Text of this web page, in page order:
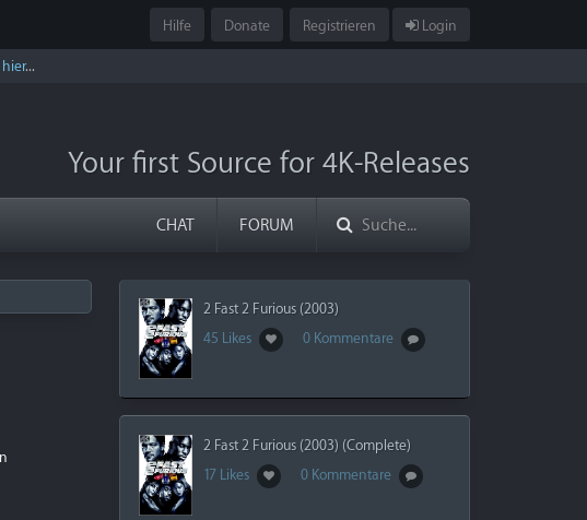
Hilfe Donate Registrieren Login
hier...
Your first Source for 4K-Releases
CHAT FORUM
2 Fast 2 Furious (2003)
45 Likes
0 Kommentare
2 Fast 2 Furious (2003) (Complete)
17 Likes
0 Kommentare